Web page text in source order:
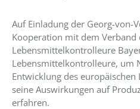
Auf Einladung der Georg-von-
Kooperation mit dem Verband
Lebensmittelkontrolleure
Lebensmittelkontrolleure, um
Entwicklung des
seine Auswirkungen auf
erfahren.